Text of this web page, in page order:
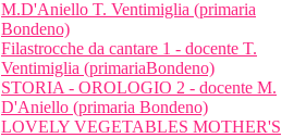
M.D'Aniello T. Ventimiglia (primaria
Bondeno)
Filastrocche da cantare 1 - docente T.
Ventimiglia (primariaBondeno)
STORIA - OROLOGIO 2 - docente M.
D'Aniello (primaria Bondeno)
LOVELY VEGETABLES MOTHER'S